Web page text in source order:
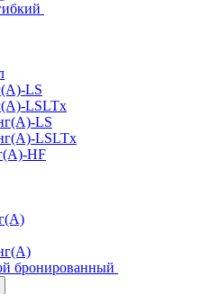
LS
LSLTx
LS
LSLTx
HF
бронированный